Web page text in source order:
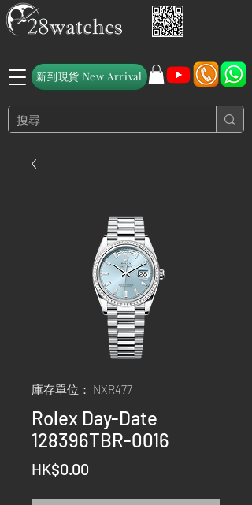
新到現貨 New Arrival
庫存單位： NXR477
Rolex Day-Date
128396TBR-0016
HK$0.00